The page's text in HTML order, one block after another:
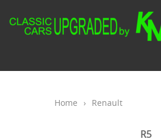
Home › Renault
R5